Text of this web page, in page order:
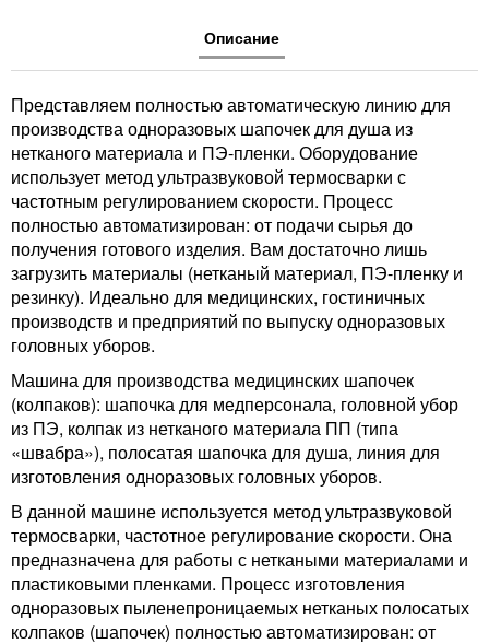
Описание
Представляем полностью автоматическую линию для
производства одноразовых шапочек для душа из
нетканого материала и ПЭ-пленки. Оборудование
использует метод ультразвуковой термосварки с
частотным регулированием скорости. Процесс
полностью автоматизирован: от подачи сырья до
получения готового изделия. Вам достаточно лишь
загрузить материалы (нетканый материал, ПЭ-пленку и
резинку). Идеально для медицинских, гостиничных
производств и предприятий по выпуску одноразовых
головных уборов.
Машина для производства медицинских шапочек
(колпаков): шапочка для медперсонала, головной убор
из ПЭ, колпак из нетканого материала ПП (типа
«швабра»), полосатая шапочка для душа, линия для
изготовления одноразовых головных уборов.
В данной машине используется метод ультразвуковой
термосварки, частотное регулирование скорости. Она
предназначена для работы с неткаными материалами и
пластиковыми пленками. Процесс изготовления
одноразовых пыленепроницаемых нетканых полосатых
колпаков (шапочек) полностью автоматизирован: от